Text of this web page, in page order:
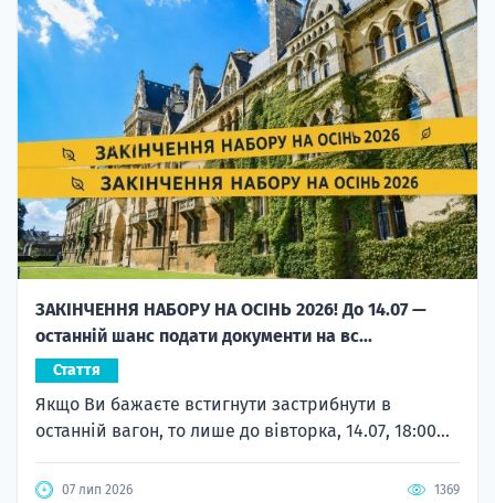
ЗАКІНЧЕННЯ НАБОРУ НА ОСІНЬ 2026! До 14.07 —
останній шанс подати документи на вс...
Стаття
Якщо Ви бажаєте встигнути застрибнути в
останній вагон, то лише до вівторка, 14.07, 18:00...
07 лип 2026 1369